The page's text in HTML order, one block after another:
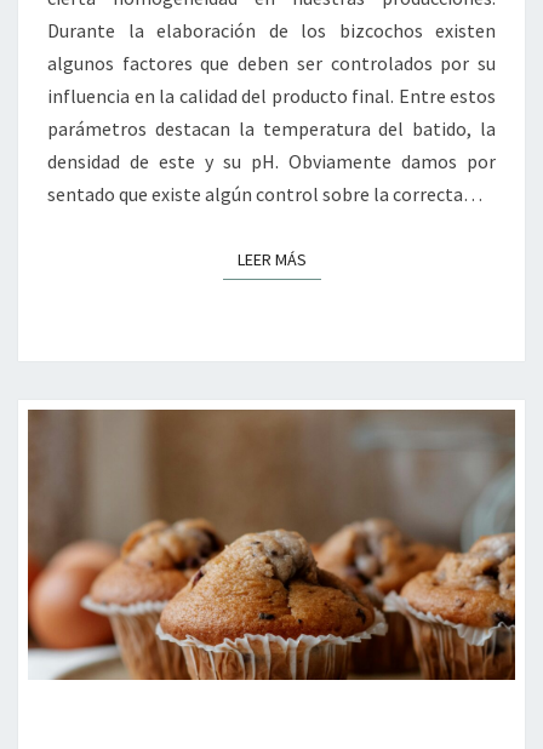
Durante la elaboración de los bizcochos existen
algunos factores que deben ser controlados por su
influencia en la calidad del producto final. Entre estos
parámetros destacan la temperatura del batido, la
densidad de este y su pH. Obviamente damos por
sentado que existe algún control sobre la correcta…
LEER MÁSLEER MÁS